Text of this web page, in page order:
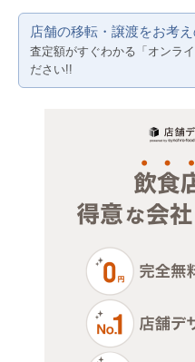
岐阜
三重
店舗の移転・譲渡をお考
査定額がすぐわかる「オンラ
ださい!!